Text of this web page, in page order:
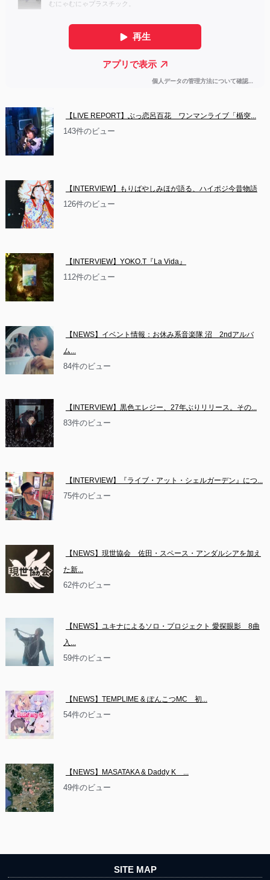
【LIVE REPORT】ぶっ恋呂百花　ワンマンライブ「楯突...
143件のビュー
【INTERVIEW】もりばやしみほが語る、ハイポジ今昔物語
126件のビュー
【INTERVIEW】YOKO.T『La Vida』
112件のビュー
【NEWS】イベント情報：お休み系音楽隊 沼　2ndアルバ
ム...
84件のビュー
【INTERVIEW】黒色エレジー、27年ぶりリリース。その...
83件のビュー
【INTERVIEW】『ライブ・アット・シェルガーデン』につ...
75件のビュー
【NEWS】現世協会　佐田・スペース・アンダルシアを加え
た新...
62件のビュー
【NEWS】ユキナによるソロ・プロジェクト 愛探眼影　8曲
入...
59件のビュー
【NEWS】TEMPLIME & ぽんこつMC　初...
54件のビュー
【NEWS】MASATAKA & Daddy K　...
49件のビュー
SITE MAP